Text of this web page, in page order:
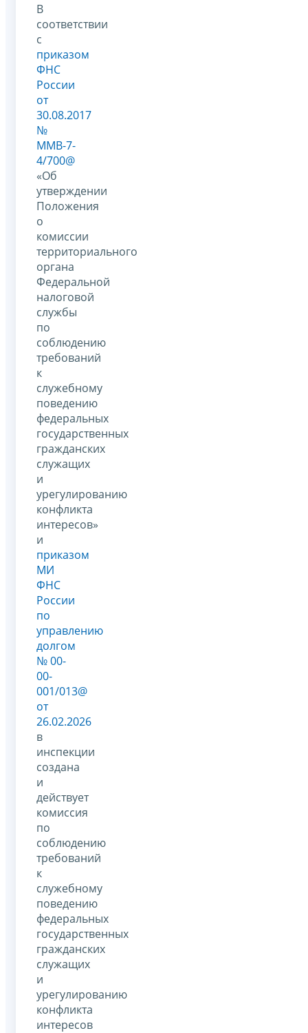
В
соответствии
с
приказом
ФНС
России
от
30.08.2017
№
ММВ-7-
4/700@
«Об
утверждении
Положения
о
комиссии
территориального
органа
Федеральной
налоговой
службы
по
соблюдению
требований
к
служебному
поведению
федеральных
государственных
гражданских
служащих
и
урегулированию
конфликта
интересов»
и
приказом
МИ
ФНС
России
по
управлению
долгом
№ 00-
00-
001/013@
от
26.02.2026
в
инспекции
создана
и
действует
комиссия
по
соблюдению
требований
к
служебному
поведению
федеральных
государственных
гражданских
служащих
и
урегулированию
конфликта
интересов